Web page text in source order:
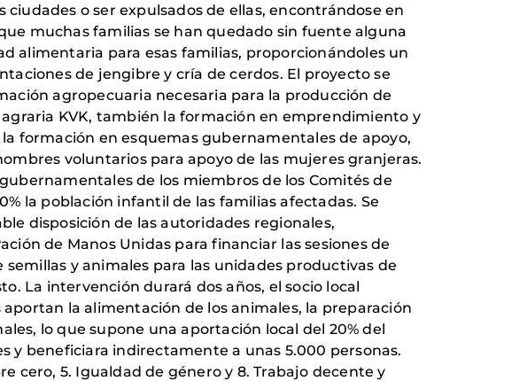
o ser expulsados de ellas, encontrándose en
muchas familias se han quedado sin fuente alguna
alimentaria para esas familias, proporcionándoles un
de jengibre y cría de cerdos. El proyecto se
agropecuaria necesaria para la producción de
KVK, también la formación en emprendimiento y
formación en esquemas gubernamentales de apoyo,
voluntarios para apoyo de las mujeres granjeras.
de los miembros de los Comités de
la población infantil de las familias afectadas. Se
disposición de las autoridades regionales,
de Manos Unidas para financiar las sesiones de
y animales para las unidades productivas de
La intervención durará dos años, el socio local
la alimentación de los animales, la preparación
lo que supone una aportación local del 20% del
y beneficiara indirectamente a unas 5.000 personas.
cero, 5. Igualdad de género y 8. Trabajo decente y